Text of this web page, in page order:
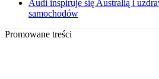
Audi inspiruje się Australią i
samochodów
Promowane treści